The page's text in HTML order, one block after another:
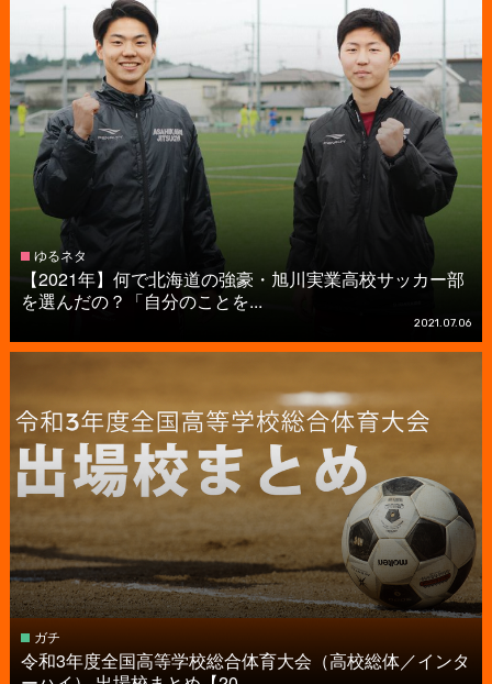
ゆるネタ
【2021年】何で北海道の強豪・旭川実業高校サッカー部
を選んだの？「自分のことを...
2021.07.06
ガチ
令和3年度全国高等学校総合体育大会（高校総体／インタ